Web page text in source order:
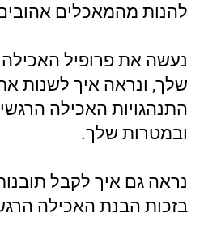
להנות מהמאכלים
נעשה את פרופיל
שלך, ונראה איך לשנות
התנהגויות האכילה
ובמטרות שלך.
נראה גם איך לקבל
בזכות הבנת האכילה